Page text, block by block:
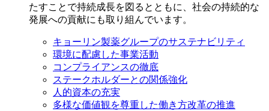
たすことで持続成長を図るとともに、社会の持続的な
発展への貢献にも取り組んでいます。
キョーリン製薬グループのサステナビリティ
環境に配慮した事業活動
コンプライアンスの徹底
ステークホルダーとの関係強化
人的資本の充実
多様な価値観を尊重した働き方改革の推進